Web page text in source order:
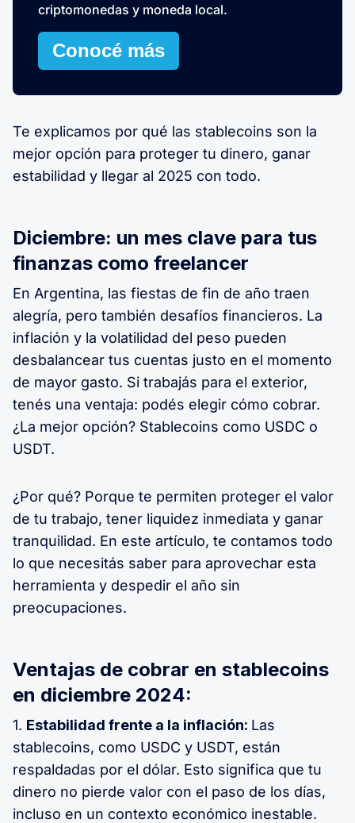
criptomonedas y moneda local.
Conocé más
Te explicamos por qué las stablecoins son la
mejor opción para proteger tu dinero, ganar
estabilidad y llegar al 2025 con todo.
Diciembre: un mes clave para tus
finanzas como freelancer
En Argentina, las fiestas de fin de año traen
alegría, pero también desafíos financieros. La
inflación y la volatilidad del peso pueden
desbalancear tus cuentas justo en el momento
de mayor gasto. Si trabajás para el exterior,
tenés una ventaja: podés elegir cómo cobrar.
¿La mejor opción? Stablecoins como USDC o
USDT.
¿Por qué? Porque te permiten proteger el valor
de tu trabajo, tener liquidez inmediata y ganar
tranquilidad. En este artículo, te contamos todo
lo que necesitás saber para aprovechar esta
herramienta y despedir el año sin
preocupaciones.
Ventajas de cobrar en stablecoins
en diciembre 2024:
1. Estabilidad frente a la inflación: Las
stablecoins, como USDC y USDT, están
respaldadas por el dólar. Esto significa que tu
dinero no pierde valor con el paso de los días,
incluso en un contexto económico inestable.